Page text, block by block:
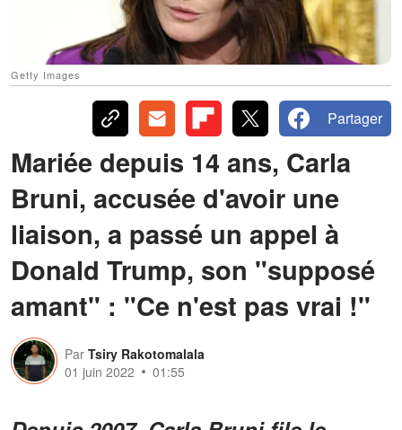
Getty Images
Partager
Mariée depuis 14 ans, Carla
Bruni, accusée d'avoir une
liaison, a passé un appel à
Donald Trump, son "supposé
amant" : "Ce n'est pas vrai !"
Par Tsiry Rakotomalala
01 juin 2022
01:55